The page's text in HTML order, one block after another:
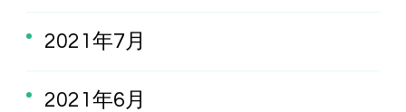
2021年7月
2021年6月